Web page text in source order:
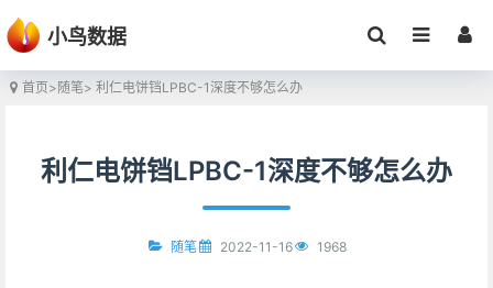
小鸟数据
首页>随笔> 利仁电饼铛LPBC-1深度不够怎么办
利仁电饼铛LPBC-1深度不够怎么办
随笔 2022-11-16 1968